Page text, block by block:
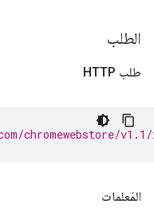
الطلب
طلب HTTP
chromewebstore/
المَعلمات